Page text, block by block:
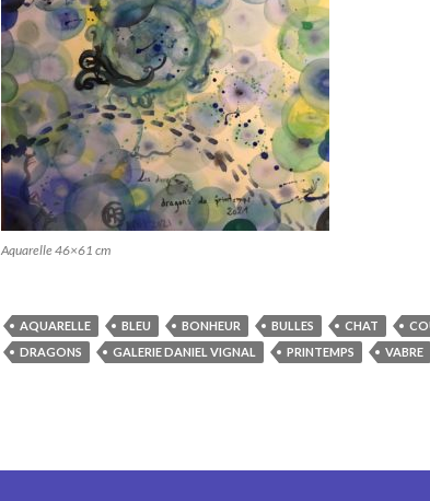
Aquarelle 46×61 cm
AQUARELLE BLEU BONHEUR BULLES CHAT
DRAGONS
GALERIE DANIEL VIGNAL PRINTEMPS VABRE